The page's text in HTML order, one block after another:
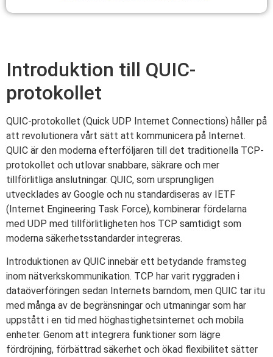
Introduktion till QUIC-
protokollet
QUIC-protokollet (Quick UDP Internet Connections) håller på
att revolutionera vårt sätt att kommunicera på Internet.
QUIC är den moderna efterföljaren till det traditionella TCP-
protokollet och utlovar snabbare, säkrare och mer
tillförlitliga anslutningar. QUIC, som ursprungligen
utvecklades av Google och nu standardiseras av IETF
(Internet Engineering Task Force), kombinerar fördelarna
med UDP med tillförlitligheten hos TCP samtidigt som
moderna säkerhetsstandarder integreras.
Introduktionen av QUIC innebär ett betydande framsteg
inom nätverkskommunikation. TCP har varit ryggraden i
dataöverföringen sedan Internets barndom, men QUIC tar itu
med många av de begränsningar och utmaningar som har
uppstått i en tid med höghastighetsinternet och mobila
enheter. Genom att integrera funktioner som lägre
fördröjning, förbättrad säkerhet och ökad flexibilitet sätter